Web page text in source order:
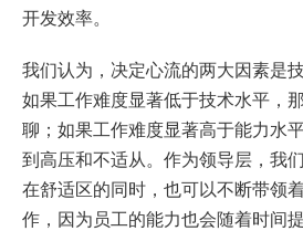
开发效率。
我们认为，决定心流的两大因素是
如果工作难度显著低于技术水平，
聊；如果工作难度显著高于能力水
到高压和不适从。作为领导层，我
在舒适区的同时，也可以不断带领
作，因为员工的能力也会随着时间提